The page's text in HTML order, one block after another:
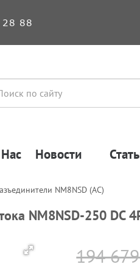
88
Новости
NM8NSD (AC)
NM8NSD-250 DC
194